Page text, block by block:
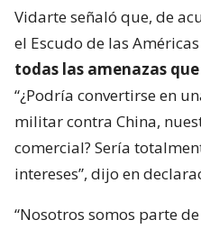
Vidarte señaló que, de
el Escudo de las
todas las amenazas
“¿Podría convertirse en
militar contra China,
comercial? Sería
intereses”, dijo en
“Nosotros somos parte